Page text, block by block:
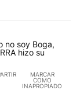
no soy Boga,
hizo su
MARCAR
COMO
INAPROPIADO